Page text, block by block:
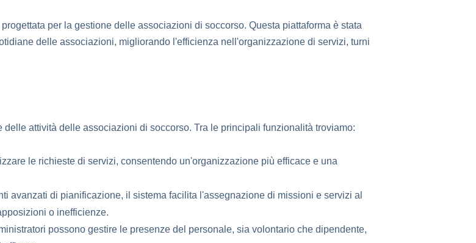
per la gestione delle associazioni di soccorso. Questa piattaforma è stata
delle associazioni, migliorando l'efficienza nell'organizzazione di servizi, turni
attività delle associazioni di soccorso. Tra le principali funzionalità troviamo:
le richieste di servizi, consentendo un'organizzazione più efficace e una
avanzati di pianificazione, il sistema facilita l'assegnazione di missioni e servizi al
o inefficienze.
possono gestire le presenze del personale, sia volontario che dipendente,